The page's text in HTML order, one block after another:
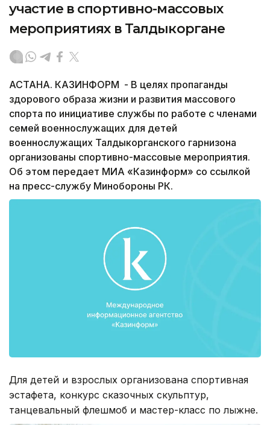
участие в спортивно-массовых
мероприятиях в Талдыкоргане
АСТАНА. КАЗИНФОРМ ­ - В целях пропаганды
здорового образа жизни и развития массового
спорта по инициативе службы по работе с членами
семей военнослужащих для детей
военнослужащих Талдыкорганского гарнизона
организованы спортивно-массовые мероприятия.
Об этом передает МИА «Казинформ» со ссылкой
на пресс-службу Минобороны РК.
Для детей и взрослых организована спортивная
эстафета, конкурс сказочных скульптур,
танцевальный флешмоб и мастер-класс по лыжне.